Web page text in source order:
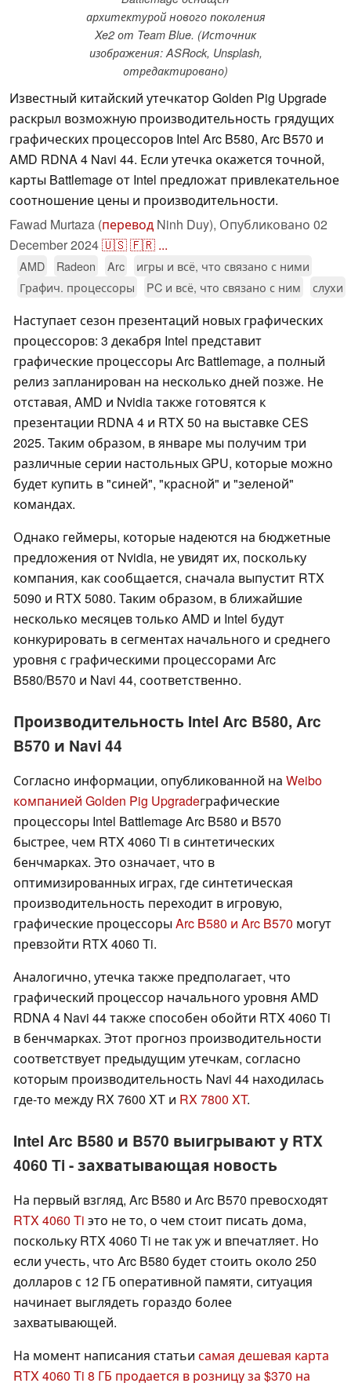
архитектурой нового поколения
Xe2 от Team Blue. (Источник
изображения: ASRock, Unsplash,
отредактировано)
Известный китайский утечкатор Golden Pig Upgrade
раскрыл возможную производительность грядущих
графических процессоров Intel Arc B580, Arc B570 и
AMD RDNA 4 Navi 44. Если утечка окажется точной,
карты Battlemage от Intel предложат привлекательное
соотношение цены и производительности.
Fawad Murtaza (перевод Ninh Duy), Опубликовано 02
December 2024🇺🇸🇫🇷 ...
AMD Radeon Arc
игры и всё, что связано с ними
Графич. процессоры
PC и всё, что связано с ним слухи
Наступает сезон презентаций новых графических
процессоров: 3 декабря Intel представит
графические процессоры Arc Battlemage, а полный
релиз запланирован на несколько дней позже. Не
отставая, AMD и Nvidia также готовятся к
презентации RDNA 4 и RTX 50 на выставке CES
2025. Таким образом, в январе мы получим три
различные серии настольных GPU, которые можно
будет купить в "синей", "красной" и "зеленой"
командах.
Однако геймеры, которые надеются на бюджетные
предложения от Nvidia, не увидят их, поскольку
компания, как сообщается, сначала выпустит RTX
5090 и RTX 5080. Таким образом, в ближайшие
несколько месяцев только AMD и Intel будут
конкурировать в сегментах начального и среднего
уровня с графическими процессорами Arc
B580/B570 и Navi 44, соответственно.
Производительность Intel Arc B580, Arc
B570 и Navi 44
Согласно информации, опубликованной на Weibo
компанией Golden Pig Upgradeграфические
процессоры Intel Battlemage Arc B580 и B570
быстрее, чем RTX 4060 Ti в синтетических
бенчмарках. Это означает, что в
оптимизированных играх, где синтетическая
производительность переходит в игровую,
графические процессоры Arc B580 и Arc B570 могут
превзойти RTX 4060 Ti.
Аналогично, утечка также предполагает, что
графический процессор начального уровня AMD
RDNA 4 Navi 44 также способен обойти RTX 4060 Ti
в бенчмарках. Этот прогноз производительности
соответствует предыдущим утечкам, согласно
которым производительность Navi 44 находилась
где-то между RX 7600 XT и RX 7800 XT.
Intel Arc B580 и B570 выигрывают у RTX
4060 Ti - захватывающая новость
На первый взгляд, Arc B580 и Arc B570 превосходят
RTX 4060 Ti это не то, о чем стоит писать дома,
поскольку RTX 4060 Ti не так уж и впечатляет. Но
если учесть, что Arc B580 будет стоить около 250
долларов с 12 ГБ оперативной памяти, ситуация
начинает выглядеть гораздо более
захватывающей.
На момент написания статьи самая дешевая карта
RTX 4060 Ti 8 ГБ продается в розницу за $370 на